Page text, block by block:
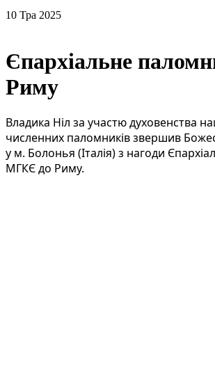
10 Тра 2025
Єпархіальне
Риму
Владика Ніл за участю духовенства
численних паломників звершив
у м. Болонья (Італія) з нагоди
МГКЄ до Риму.